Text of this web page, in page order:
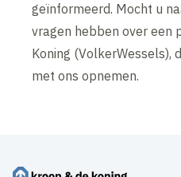
geïnformeerd. Mocht u
vragen hebben over een
Koning (VolkerWessels),
met ons opnemen.